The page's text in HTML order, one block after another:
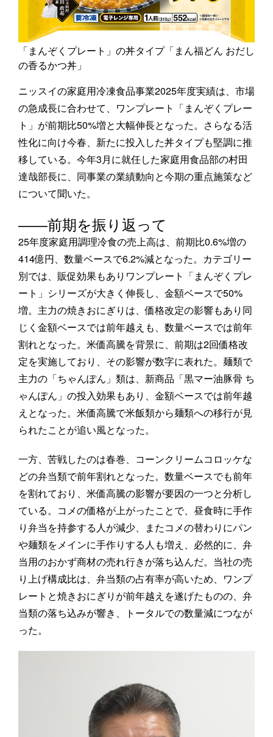
「まんぞくプレート」の丼タイプ「まん福どん おだし
の香るかつ丼」
ニッスイの家庭用冷凍食品事業2025年度実績は、市場
の急成長に合わせて、ワンプレート「まんぞくプレー
ト」が前期比50%増と大幅伸長となった。さらなる活
性化に向け今春、新たに投入した丼タイプも堅調に推
移している。今年3月に就任した家庭用食品部の村田
達哉部長に、同事業の業績動向と今期の重点施策など
について聞いた。
――前期を振り返って
25年度家庭用調理冷食の売上高は、前期比0.6%増の
414億円、数量ベースで6.2%減となった。カテゴリー
別では、販促効果もありワンプレート「まんぞくプレ
ート」シリーズが大きく伸長し、金額ベースで50%
増。主力の焼きおにぎりは、価格改定の影響もあり同
じく金額ベースでは前年越えも、数量ベースでは前年
割れとなった。米価高騰を背景に、前期は2回価格改
定を実施しており、その影響が数字に表れた。麺類で
主力の「ちゃんぽん」類は、新商品「黒マー油豚骨 ち
ゃんぽん」の投入効果もあり、金額ベースでは前年越
えとなった。米価高騰で米飯類から麺類への移行が見
られたことが追い風となった。
一方、苦戦したのは春巻、コーンクリームコロッケな
どの弁当類で前年割れとなった。数量ベースでも前年
を割れており、米価高騰の影響が要因の一つと分析し
ている。コメの価格が上がったことで、昼食時に手作
り弁当を持参する人が減少、またコメの替わりにパン
や麺類をメインに手作りする人も増え、必然的に、弁
当用のおかず商材の売れ行きが落ち込んだ。当社の売
り上げ構成比は、弁当類の占有率が高いため、ワンプ
レートと焼きおにぎりが前年越えを遂げたものの、弁
当類の落ち込みが響き、トータルでの数量減につなが
った。